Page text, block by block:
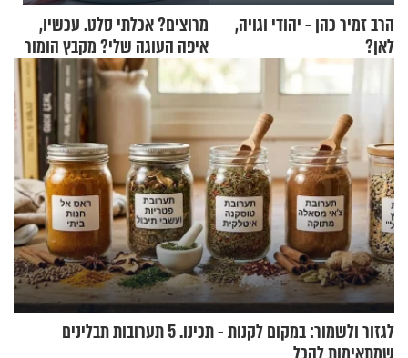
הרב זמיר כהן - יהודי וגויה,
לאן?
מרוצים? אכלתי סלט. עכשיו,
איפה העוגה שלי? מקבץ הומור
כייפי מספר 1
לגזור ולשמור: במקום לקנות - תכינו. 5 תערובות תבלינים